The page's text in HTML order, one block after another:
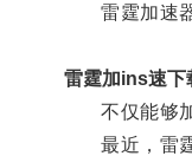
雷霆加速器
雷霆加ins速下
不仅能够加
最近，雷霆